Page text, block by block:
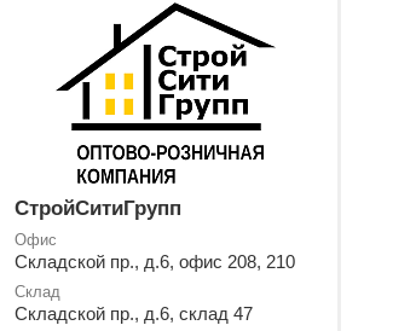
СтройСитиГрупп
Офис
Складской пр., д.6, офис 208, 210
Склад
Складской пр., д.6, склад 47